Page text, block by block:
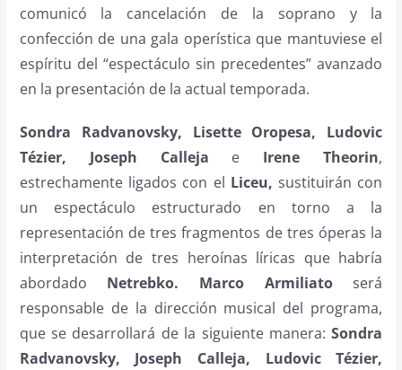
comunicó la cancelación de la soprano y la
confección de una gala operística que mantuviese el
espíritu del “espectáculo sin precedentes” avanzado
en la presentación de la actual temporada.
Sondra Radvanovsky, Lisette Oropesa, Ludovic
Tézier, Joseph Calleja e Irene Theorin,
estrechamente ligados con el Liceu, sustituirán con
un espectáculo estructurado en torno a la
representación de tres fragmentos de tres óperas la
interpretación de tres heroínas líricas que habría
abordado Netrebko. Marco Armiliatoserá
responsable de la dirección musical del programa,
que se desarrollará de la siguiente manera:Sondra
Radvanovsky, Joseph Calleja, Ludovic Tézier,